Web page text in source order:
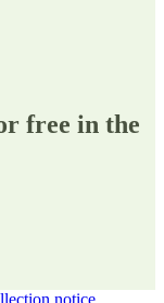
free in the
notice